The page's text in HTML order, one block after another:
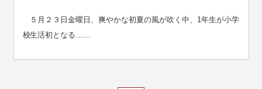
５月２３日金曜日、爽やかな初夏の風が吹く中、1年生が小学
校生活初となる……